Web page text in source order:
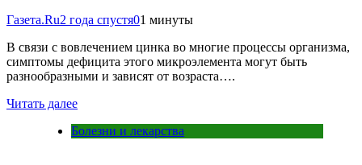
Газета.Ru2 года спустя01 минуты
В связи с вовлечением цинка во многие процессы организма,
симптомы дефицита этого микроэлемента могут быть
разнообразными и зависят от возраста….
Читать далее
Болезни и лекарства